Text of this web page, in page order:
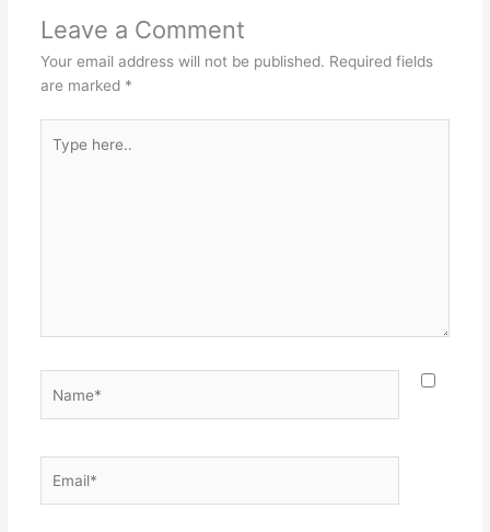
Leave a Comment
Your email address will not be published. Required fields
are marked *
here..